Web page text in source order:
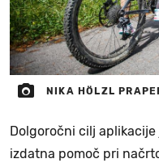
NIKA HÖLZL
Dolgoročni cilj
izdatna pomoč pri